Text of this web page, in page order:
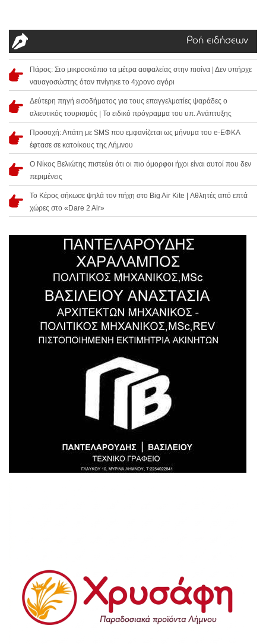
Ροή ειδήσεων
Πάρος: Στο μικροσκόπιο τα μέτρα ασφαλείας στην πισίνα | Δεν υπήρχε
ναυαγοσώστης όταν πνίγηκε το 4χρονο αγόρι
Δεύτερη πηγή εισοδήματος για τους επαγγελματίες ψαράδες ο
αλιευτικός τουρισμός | Το ειδικό πρόγραμμα του υπ. Ανάπτυξης
Προσοχή: Απάτη με SMS που εμφανίζεται ως μήνυμα του e-ΕΦΚΑ
έφτασε σε κατοίκους της Λήμνου
Ο Νίκος Βελιώτης πιστεύει ότι οι πιο όμορφοι ήχοι είναι αυτοί που δεν
περιμένεις
Το Κέρος σήκωσε ψηλά τον πήχη στο Big Air Kite | Αθλητές από επτά
χώρες στο «Dare 2 Air»